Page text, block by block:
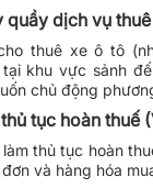
quầy dịch vụ
thuê xe ô tô
khu vực sảnh
chủ động
tục hoàn thuế
thủ tục hoàn
và hàng hóa